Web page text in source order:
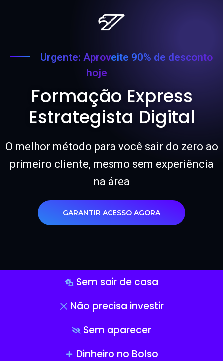
Urgente: Aproveite 90% de desconto
hoje
Formação Express
Estrategista Digital
O melhor método para você sair do zero ao
primeiro cliente, mesmo sem experiência
na área
GARANTIR ACESSO AGORA
Sem sair de casa
Não precisa investir
Sem aparecer
Dinheiro no Bolso